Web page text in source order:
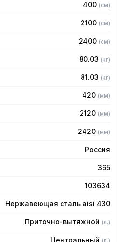
утвари. Поэтому это
микроклимат в помещении и
цеха.
виде
400 (см)
2100 (см)
2400 (см)
80.03 (кг)
81.03 (кг)
420 (мм)
2120 (мм)
2420 (мм)
Россия
365
103634
Нержавеющая сталь aisi 430
Приточно-вытяжной (л.)
Центральный (л.)